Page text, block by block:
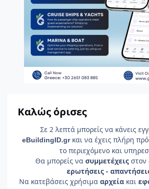
Καλώς όρισες
Σε 2 λεπτά μπορείς να κάνεις
eBuildingID.gr και να έχεις πλήρη
το περιεχόμενο και
Θα μπορείς να συμμετέχεις στον
ερωτήσεις -
Να κατεβάσεις χρήσιμα αρχείακαι